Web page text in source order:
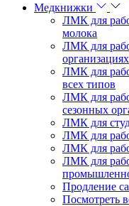
Медкнижки
ЛМК для
молока
ЛМК для
ЛМК для
всех типов
ЛМК для
сезонных
ЛМК для
ЛМК для
ЛМК для
ЛМК для
Продление
Посмотреть